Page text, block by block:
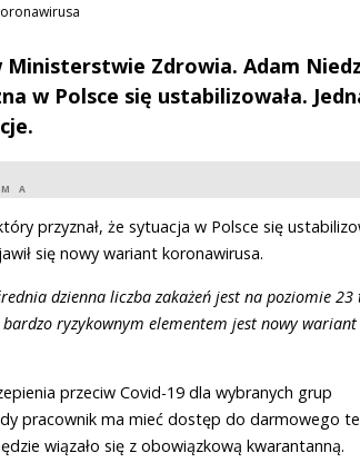
Zdrowia. Adam
w Polsce się ustabilizowała.
przyznał, że sytuacja w Polsce się
się nowy wariant koronawirusa.
dzienna liczba zakażeń jest na poziomie 23
ryzykownym elementem jest nowy wariant
przeciw Covid-19 dla wybranych grup
pracownik ma mieć dostęp do darmowego
wiązało się z obowiązkową kwarantanną.